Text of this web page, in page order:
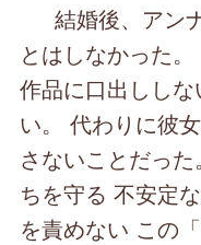
結婚後、アン
とはしなかった。
作品に口出しし
い。 代わりに彼
さないことだっ
ちを守る 不安定
を責めない この